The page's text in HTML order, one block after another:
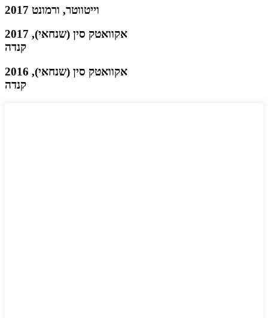
2017 וייטווטר, ורמונט
2017 אקוואטק סין (שנחאי),
קנדה
2016 אקוואטק סין (שנחאי),
קנדה